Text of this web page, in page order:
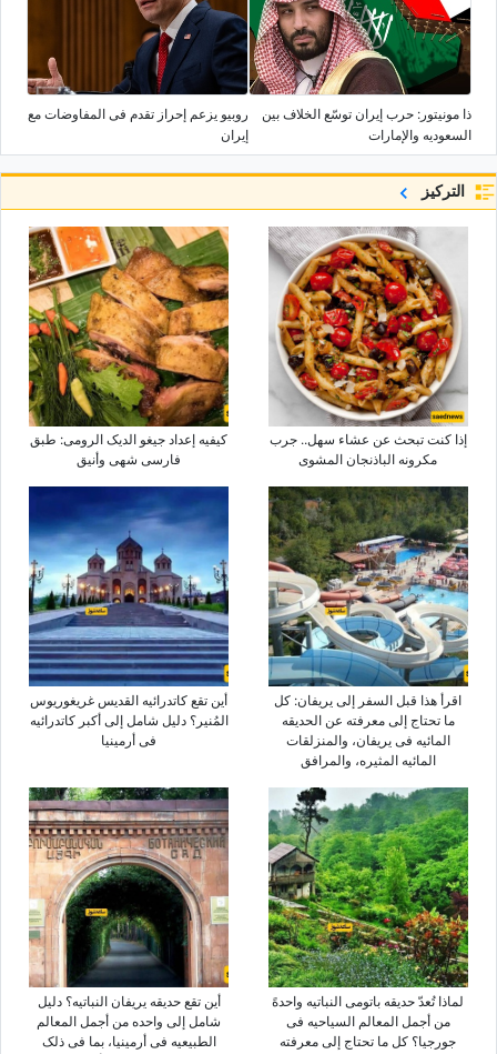
ذا مونیتور: حرب إیران توسّع الخلاف بین
السعودیه والإمارات
روبیو یزعم إحراز تقدم فی المفاوضات مع
إیران
التركيز
إذا کنت تبحث عن عشاء سهل.. جرب
مکرونه الباذنجان المشوی
کیفیه إعداد جیغو الدیک الرومی: طبق
فارسی شهی وأنیق
اقرأ هذا قبل السفر إلى یریفان: کل
ما تحتاج إلى معرفته عن الحدیقه
المائیه فی یریفان، والمنزلقات
المائیه المثیره، والمرافق
أین تقع کاتدرائیه القدیس غریغوریوس
المُنیر؟ دلیل شامل إلى أکبر کاتدرائیه
فی أرمینیا
لماذا تُعدّ حدیقه باتومی النباتیه واحدهً
من أجمل المعالم السیاحیه فی
جورجیا؟ کل ما تحتاج إلى معرفته
أین تقع حدیقه یریفان النباتیه؟ دلیل
شامل إلى واحده من أجمل المعالم
الطبیعیه فی أرمینیا، بما فی ذلک